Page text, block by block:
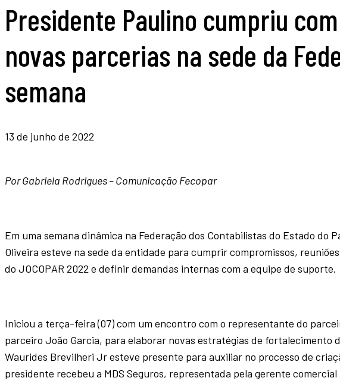
Presidente Paulino cumpriu
novas parcerias na sede da
semana
13 de junho de 2022
Por Gabriela Rodrigues – Comunicação Fecopar
Em uma semana dinâmica na Federação dos Contabilistas do Estado do
Oliveira esteve na sede da entidade para cumprir compromissos,
do JOCOPAR 2022 e definir demandas internas com a equipe de suporte.
Iniciou a terça-feira (07) com um encontro com o representante do
parceiro João Garcia, para elaborar novas estratégias de fortalecimento
Waurides Brevilheri Jr esteve presente para auxiliar no processo de
presidente recebeu a MDS Seguros, representada pela gerente